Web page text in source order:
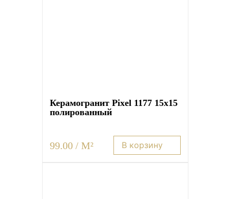
Керамогранит Pixel 1177 15х15
полированный
99.00 / M² В корзину